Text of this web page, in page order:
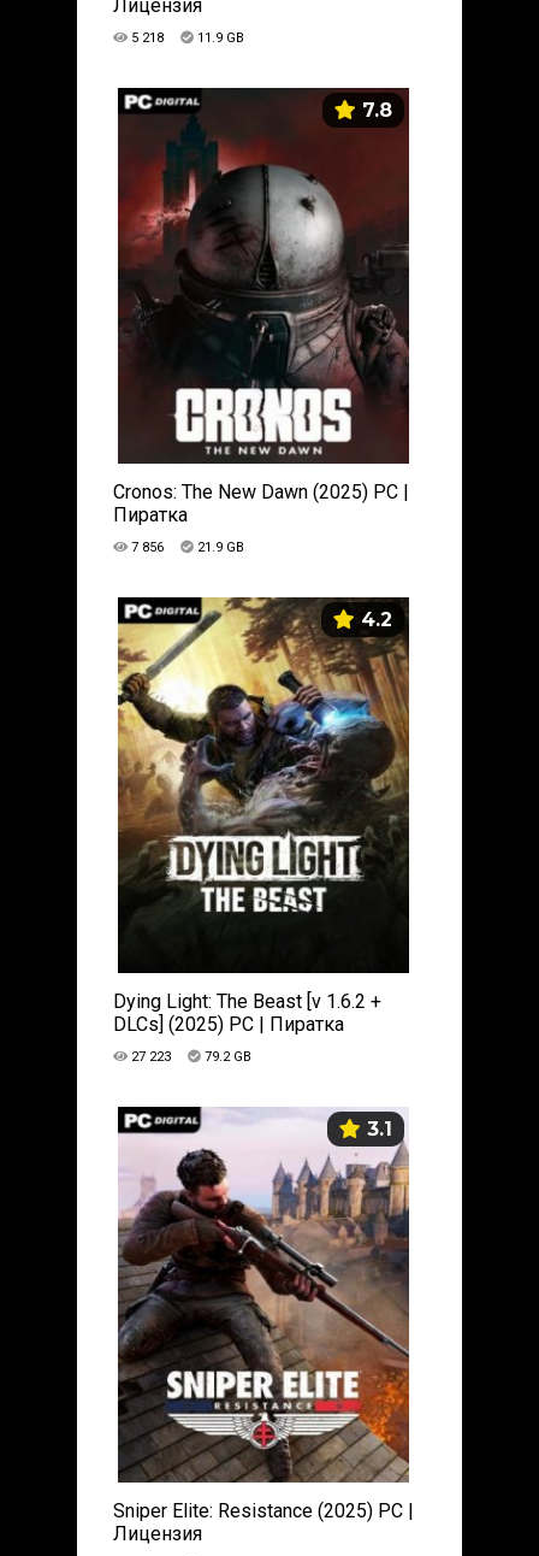
Лицензия
5 218 11.9 GB
7.8
Cronos: The New Dawn (2025) PC |
Пиратка
7 856 21.9 GB
4.2
Dying Light: The Beast [v 1.6.2 +
DLCs] (2025) PC | Пиратка
27 223 79.2 GB
3.1
Sniper Elite: Resistance (2025) PC |
Лицензия